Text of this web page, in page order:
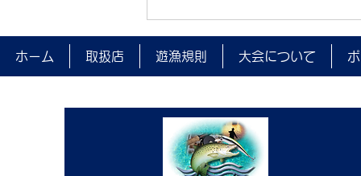
オオクチバスの放流を実施し
ました。
ホーム 取扱店 遊漁規則 大会について